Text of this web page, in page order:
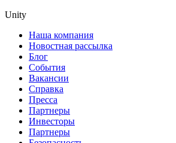
Unity
Наша компания
Новостная рассылка
Блог
События
Вакансии
Справка
Пресса
Партнеры
Инвесторы
Партнеры